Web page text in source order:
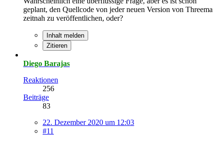
geplant, den Quellcode von jeder neuen Version von Threema
zeitnah zu veröffentlichen, oder?
Inhalt melden
Zitieren
Diego Barajas
Reaktionen
256
Beiträge
83
22. Dezember 2020 um 12:03
#11